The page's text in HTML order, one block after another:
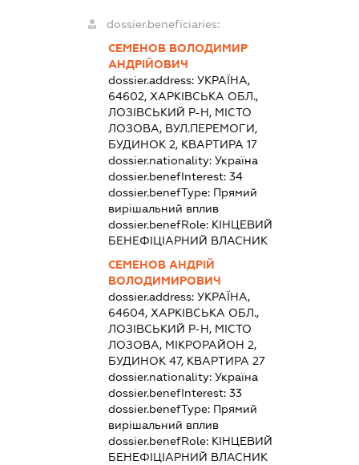
dossier.beneficiaries:
СЕМЕНОВ ВОЛОДИМИР
АНДРІЙОВИЧ
dossier.address:УКРАЇНА,
64602, ХАРКІВСЬКА ОБЛ.,
ЛОЗІВСЬКИЙ Р-Н, МІСТО
ЛОЗОВА, ВУЛ.ПЕРЕМОГИ,
БУДИНОК 2, КВАРТИРА 17
dossier.nationality:Україна
dossier.benefInterest:34
dossier.benefType: Прямий
вирішальний вплив
dossier.benefRole: КІНЦЕВИЙ
БЕНЕФІЦІАРНИЙ ВЛАСНИК
СЕМЕНОВ АНДРІЙ
ВОЛОДИМИРОВИЧ
dossier.address:УКРАЇНА,
64604, ХАРКІВСЬКА ОБЛ.,
ЛОЗІВСЬКИЙ Р-Н, МІСТО
ЛОЗОВА, МІКРОРАЙОН 2,
БУДИНОК 47, КВАРТИРА 27
dossier.nationality:Україна
dossier.benefInterest:33
dossier.benefType: Прямий
вирішальний вплив
dossier.benefRole: КІНЦЕВИЙ
БЕНЕФІЦІАРНИЙ ВЛАСНИК